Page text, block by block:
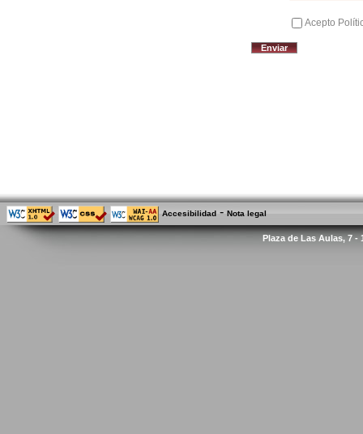
Acepto
Accesibilidad - Nota legal
Plaza de Las Aulas, 7 -